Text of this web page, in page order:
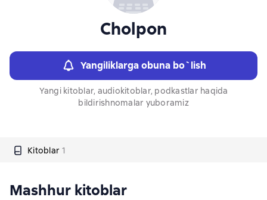
Cholpon
Yangiliklarga obuna bo`lish
Yangi kitoblar, audiokitoblar, podkastlar haqida
bildirishnomalar yuboramiz
Kitoblar 1
Mashhur kitoblar